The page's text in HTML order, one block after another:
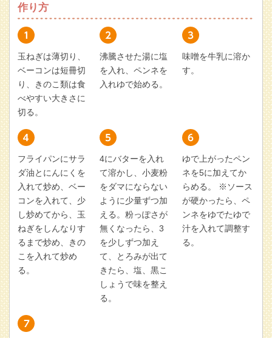
作り方
玉ねぎは薄切り、
ベーコンは短冊切
り、きのこ類は食
べやすい大きさに
切る。
沸騰させた湯に塩
を入れ、ペンネを
入れゆで始める。
味噌を牛乳に溶か
す。
フライパンにサラ
ダ油とにんにくを
入れて炒め、ベー
コンを入れて、少
し炒めてから、玉
ねぎをしんなりす
るまで炒め、きの
こを入れて炒め
る。
4にバターを入れ
て溶かし、小麦粉
をダマにならない
ように少量ずつ加
える。粉っぽさが
無くなったら、3
を少しずつ加え
て、とろみが出て
きたら、塩、黒こ
しょうで味を整え
る。
ゆで上がったペン
ネを5に加えてか
らめる。 ※ソース
が硬かったら、ペ
ンネをゆでたゆで
汁を入れて調整す
る。